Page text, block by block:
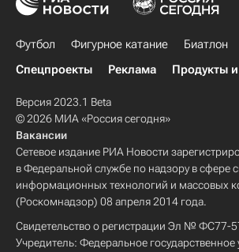
Футбол Фигурное катание Биатлон
Спецпроекты
Реклама Продукты
Версия 2023.1 Beta
© 2026 МИА «Россия сегодня»
Вакансии
Сетевое издание РИА Новости
в Федеральной службе по надзору в сфере
информационных технологий и массовых
(Роскомнадзор) 08 апреля 2014 года.
Свидетельство о регистрации Эл № ФС77-
Учредитель: Федеральное государственное